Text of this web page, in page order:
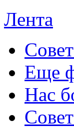
Лента
Еще
Нас